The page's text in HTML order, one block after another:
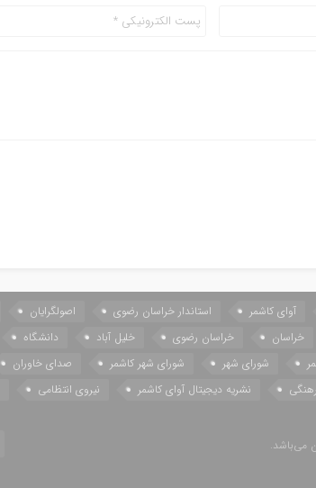
آوای کاشمر استاندار خراسان رضوی اصولگرایان
خراسان خراسان رضوی خلیل آباد دانشگاه
شورای شهر شورای شهر کاشمر صدای خاوران
نشریه دیجیتال آوای کاشمر نیروی انتظامی
می‌باشد.